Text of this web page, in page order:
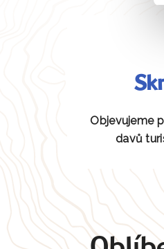
Objevujeme
davů